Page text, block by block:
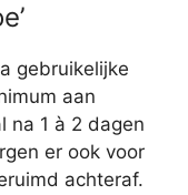
gebruikelijke
aan
na 1 à 2 dagen
er ook voor
achteraf.